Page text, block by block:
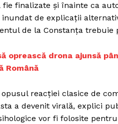
fie finalizate și înainte ca
de explicații
de la Constanța
oprească drona ajunsă
Română
reacției clasice de
a devenit virală, explici
vor fi folosite